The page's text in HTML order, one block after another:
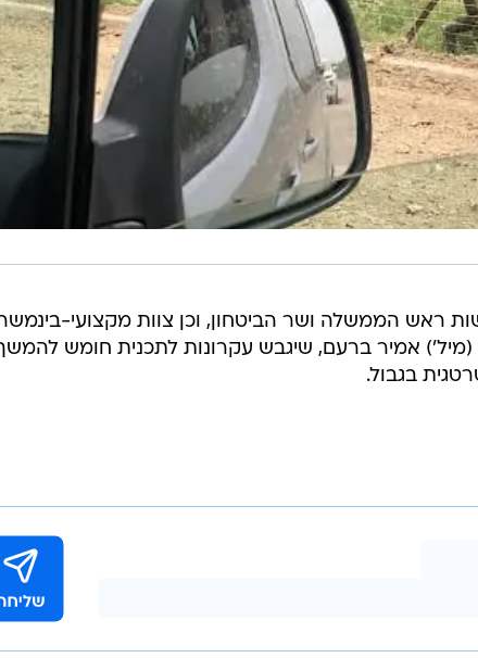
ראש הממשלה ושר הביטחון, וכן צוות מקצועי-
אמיר ברעם, שיגבש עקרונות לתכנית חומש
בגבול.